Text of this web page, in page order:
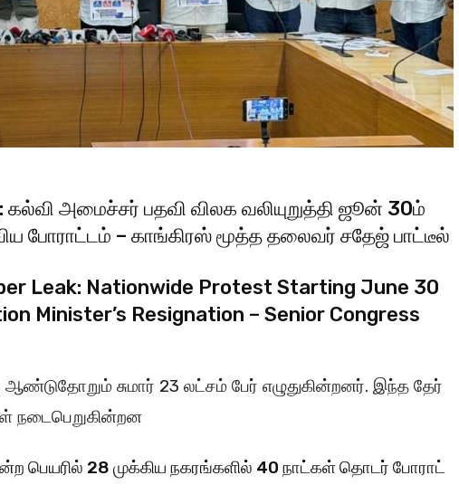
கல்வி அமைச்​சர் பதவி விலக வலி​யுறுத்தி ஜூன் 30ம்
போராட்டம் – காங்​கிரஸ் மூத்த தலை​வர் சதேஜ் பாட்​டீல்
Leak: Nationwide Protest Starting June 30
Minister’s Resignation – Senior Congress
சுமார் 23 லட்​சம் பேர் எழுதுகின்​றனர். இந்த தேர்​
நடைபெறுகின்​றன
பெயரில் 28 முக்​கிய நகரங்​களில் 40 நாட்​கள் தொடர் போராட்​